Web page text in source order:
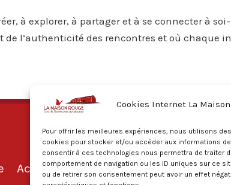
Cookies Internet La
Pour offrir les meilleures expériences, nous utilisons
cookies pour stocker et/ou accéder aux informations
consentir à ces technologies nous permettra de traiter
comportement de navigation ou les ID uniques sur ce
ou de retirer son consentement peut avoir un effet
à explorer, à partager et à se connecter à
de l’authenticité des rencontres et où chaque
Activités Agenda Actualités